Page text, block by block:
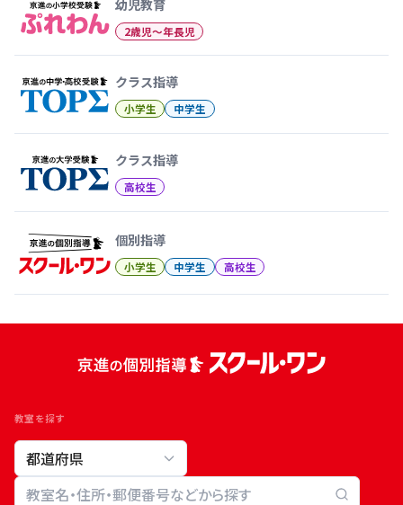
幼児教育
2歳児〜年長児
クラス指導
小学生 中学生
クラス指導
高校生
個別指導
小学生 中学生 高校生
教室を探す
教室検索